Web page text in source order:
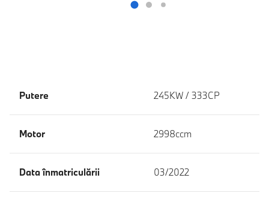
Putere 245KW / 333CP
Motor 2998ccm
Data înmatriculării 03/2022